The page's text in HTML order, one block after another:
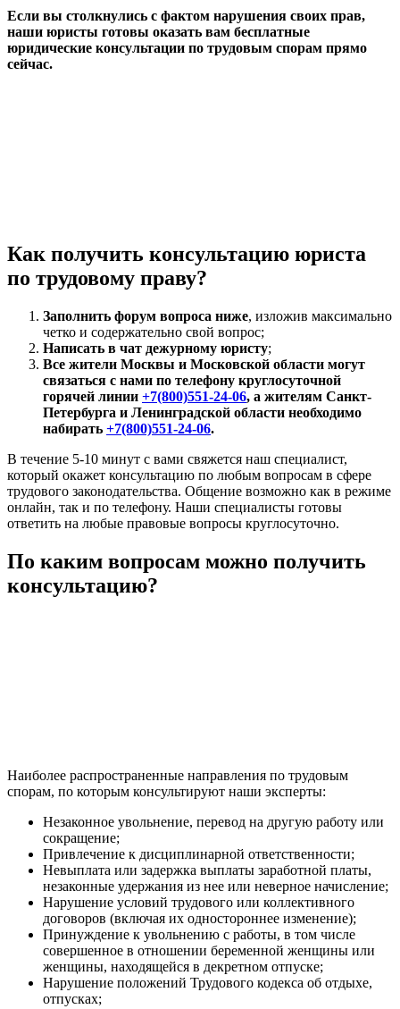
Если вы столкнулись с фактом нарушения своих прав,
наши юристы готовы оказать вам бесплатные
юридические консультации по трудовым спорам прямо
сейчас.
Как получить консультацию юриста
по трудовому праву?
Заполнить форум вопроса ниже, изложив максимально
четко и содержательно свой вопрос;
Написать в чат дежурному юристу;
Все жители Москвы и Московской области могут
связаться с нами по телефону круглосуточной
горячей линии +7(800)551-24-06, а жителям Санкт-
Петербурга и Ленинградской области необходимо
набирать +7(800)551-24-06.
В течение 5-10 минут с вами свяжется наш специалист,
который окажет консультацию по любым вопросам в сфере
трудового законодательства. Общение возможно как в режиме
онлайн, так и по телефону. Наши специалисты готовы
ответить на любые правовые вопросы круглосуточно.
По каким вопросам можно получить
консультацию?
Наиболее распространенные направления по трудовым
спорам, по которым консультируют наши эксперты:
Незаконное увольнение, перевод на другую работу или
сокращение;
Привлечение к дисциплинарной ответственности;
Невыплата или задержка выплаты заработной платы,
незаконные удержания из нее или неверное начисление;
Нарушение условий трудового или коллективного
договоров (включая их одностороннее изменение);
Принуждение к увольнению с работы, в том числе
совершенное в отношении беременной женщины или
женщины, находящейся в декретном отпуске;
Нарушение положений Трудового кодекса об отдыхе,
отпусках;